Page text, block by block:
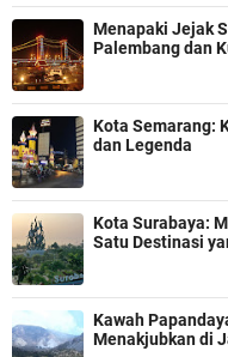
Menapaki Jejak
Palembang dan
Kota Semarang:
dan Legenda
Kota Surabaya:
Satu Destinasi
Kawah
Menakjubkan di